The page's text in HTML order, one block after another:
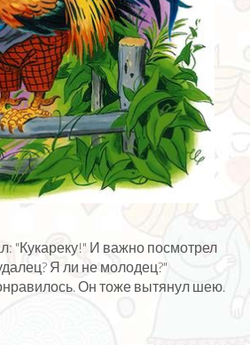
"Кукареку!" И важно посмотрел
Я ли не молодец?"
Он тоже вытянул шею.